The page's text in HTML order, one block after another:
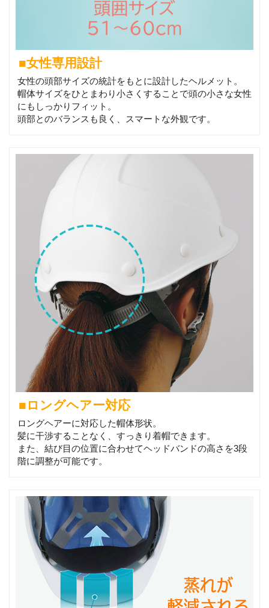
■女性専用設計
女性の頭部サイズの統計をもとに設計したヘルメット。
帽体サイズをひとまわり小さくすることで頭の小さな女性
にもしっかりフィット。
頭部とのバランスも良く、スマートな外観です。
■ロングヘアー対応
ロングヘアーに対応した帽体形状。
髪に干渉することなく、すっきり着帽できます。
また、結び目の位置に合わせてヘッドバンドの高さを3段
階に調整が可能です。